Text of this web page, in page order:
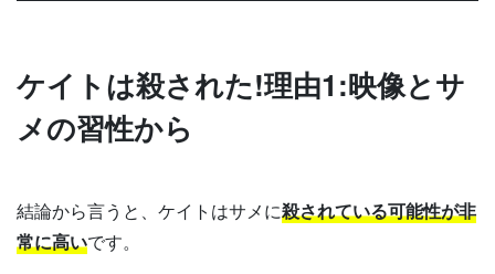
ケイトは殺された!理由1:映像とサ
メの習性から
結論から言うと、ケイトはサメに殺されている可能性が非
常に高いです。